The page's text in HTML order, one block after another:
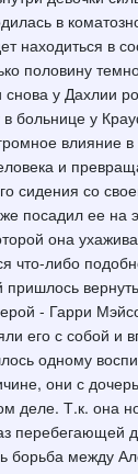
в
находиться в
половину
у Дахлии
больнице у
и
сидения со
посадил ее на
она
что-либо
- Гарри
его с собой
одному
они с
деле. Т.к. она
перебегающей
борьба между